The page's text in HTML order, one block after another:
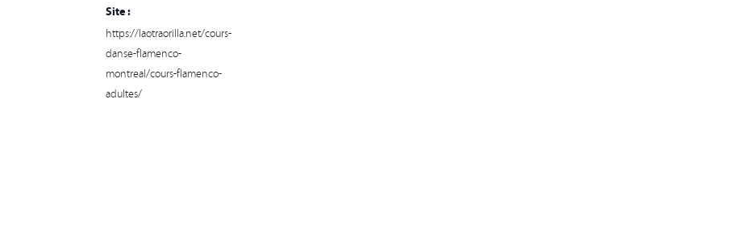
Site :
https://laotraorilla.net/cours-
danse-flamenco-
montreal/cours-flamenco-
adultes/